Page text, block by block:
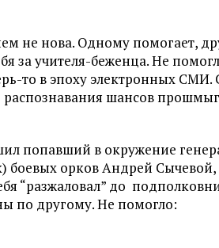
не нова. Одному помогает,
за учителя-беженца. Не
то в эпоху электронных
шансов
попавший в окружение
боевых орков Андрей
“разжаловал” до
по другому. Не помогло: